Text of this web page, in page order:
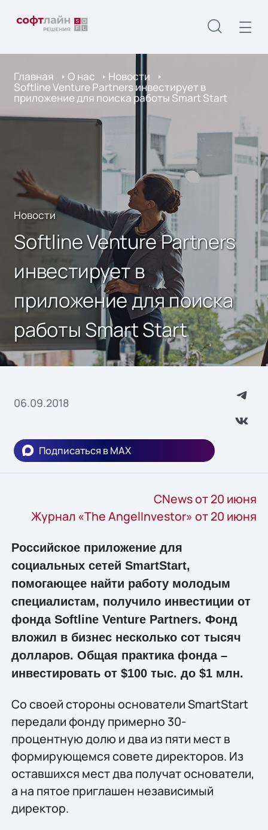
Главная О нас Новости
Softline Venture Partners инвестирует в
приложение для поиска работы Smart Start
Новости
Softline Venture Partners
инвестирует в
приложение для поиска
работы Smart Start
06.09.2018
Подписаться в MAX
CNews от 20 июня
Журнал «The AngelInvestor» от 20 июня
Российское приложение для
социальных сетей SmartStart,
помогающее найти работу молодым
специалистам, получило инвестиции от
фонда Softline Venture Partners. Фонд
вложил в бизнес несколько сот тысяч
долларов. Общая практика фонда –
инвестировать от $100 тыс. до $1 млн.
Со своей стороны основатели SmartStart
передали фонду примерно 30-
процентную долю и два из пяти мест в
формирующемся совете директоров. Из
оставшихся мест два получат основатели,
а на пятое приглашен независимый
директор.